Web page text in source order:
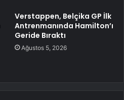
Verstappen, Belçika GP İlk
Antrenmanında Hamilton’ı
Geride Bıraktı
Ağustos 5, 2026